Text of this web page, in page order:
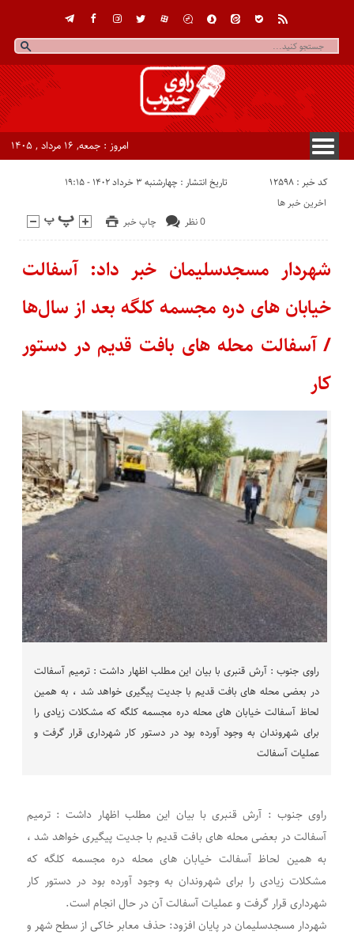
امروز : جمعه, ۱۶ مرداد , ۱۴۰۵
کد خبر : 12598 تاریخ انتشار : چهارشنبه ۳ خرداد ۱۴۰۲ - ۱۹:۱۵
چاپ خبر 0 نظر
اخرین خبر ها
شهردار مسجدسلیمان خبر داد: آسفالت
خیابان های دره مجسمه کلگه بعد از سال‌ها
/ آسفالت محله های بافت قدیم در دستور
کار
راوی جنوب : آرش قنبری با بیان این مطلب اظهار داشت : ترمیم آسفالت
در بعضی محله های بافت قدیم با جدیت پیگیری خواهد شد ، به همین
لحاظ آسفالت خیابان های محله دره مجسمه کلگه که مشکلات زیادی را
برای شهروندان به وجود آورده بود در دستور کار شهرداری قرار گرفت و
عملیات آسفالت
راوی جنوب : آرش قنبری با بیان این مطلب اظهار داشت : ترمیم
آسفالت در بعضی محله های بافت قدیم با جدیت پیگیری خواهد شد ،
به همین لحاظ آسفالت خیابان های محله دره مجسمه کلگه که
مشکلات زیادی را برای شهروندان به وجود آورده بود در دستور کار
شهرداری قرار گرفت و عملیات آسفالت آن در حال انجام است.
شهردار مسجدسلیمان در پایان افزود: حذف معابر خاکی از سطح شهر و